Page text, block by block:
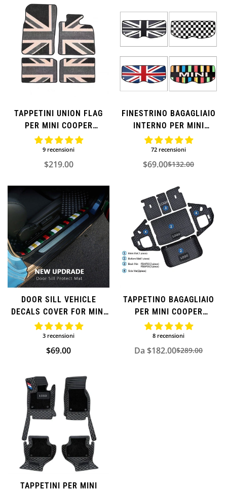
TAPPETINI UNION FLAG
PER MINI COOPER
(MANIGLIA DESTRA)
9 recensioni
Prezzo
$219.00
FINESTRINO BAGAGLIAIO
INTERNO PER MINI
COOPER
72 recensioni
Prezzo
vendita
$69.00Prezzo
$132.00
DOOR SILL VEHICLE
DECALS COVER FOR MINI
COOPER
3 recensioni
Prezzo
$69.00
TAPPETINO BAGAGLIAIO
PER MINI COOPER
(AGGIUNTIVO)
8 recensioni
Prezzo
Da $182.00Prezzo
$289.00
TAPPETINI PER MINI
Confirm your age
Are you 18 years old or older?
NO, I'M NOT YES, I AM